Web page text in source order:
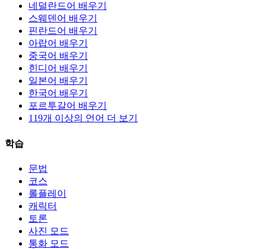
네덜란드어 배우기
스웨덴어 배우기
핀란드어 배우기
아랍어 배우기
중국어 배우기
힌디어 배우기
일본어 배우기
한국어 배우기
포르투갈어 배우기
119개 이상의 언어 더 보기
학습
문법
코스
롤플레이
캐릭터
토론
사진 모드
통화 모드